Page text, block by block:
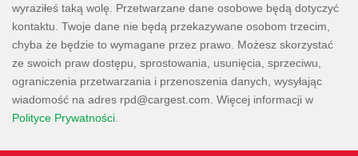
wyraziłeś taką wolę. Przetwarzane dane osobowe będą dotyczyć
kontaktu. Twoje dane nie będą przekazywane osobom trzecim,
chyba że będzie to wymagane przez prawo. Możesz skorzystać
ze swoich praw dostępu, sprostowania, usunięcia, sprzeciwu,
ograniczenia przetwarzania i przenoszenia danych, wysyłając
wiadomość na adres
. Więcej informacji w
Polityce Prywatności